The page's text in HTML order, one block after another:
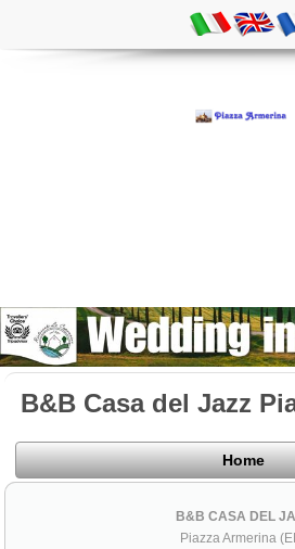
B&B Casa del Jazz
Home
B&B CASA DEL
Piazza Armerina